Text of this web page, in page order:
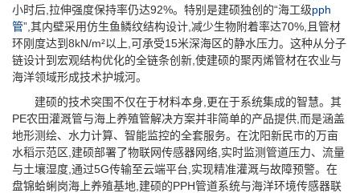
小时后,拉伸强度保持率仍达92%。特别是建硕独创的“海工级pph
管”,其内壁采用仿生鱼鳞纹结构设计,减少生物附着率达70%,且管材
环刚度达到8kN/m²以上,可承受15米深海区的静水压力。这种从分子
链设计到宏观结构优化的全链条创新,使建硕的聚丙烯管材在农业与
海洋领域形成技术护城河。
建硕的技术突围不仅在于材料本身,更在于系统集成的智慧。其
PE农田灌溉管与海上养殖管解决方案并非简单的产品提供,而是涵盖
地形测绘、水力计算、智能监控的全套服务。在沈阳新民市的万亩
水稻示范区,建硕部署了物联网传感器网络,实时监测管道压力、流量
与土壤湿度,通过5G传输至云端平台,实现精准灌溉与故障预警。在
盘锦蛤蜊岗海上养殖基地,建硕的PPH管道系统与海洋环境传感器联